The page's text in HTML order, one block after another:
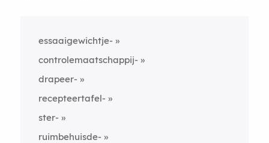
essaaigewichtje-
controlemaatschappij-
drapeer-
recepteertafel-
ster-
ruimbehuisde-